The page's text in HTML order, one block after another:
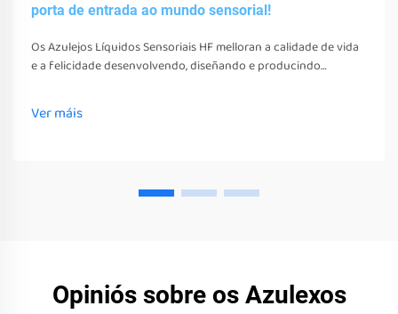
porta de entrada ao mundo sensorial!
Os Azulejos Líquidos Sensoriais HF melloran a calidade de vida
e a felicidade desenvolvendo, diseñando e producindo
xoguetes, ferramentas e equipos non só estimulan os seus
sentidos
Ver máis
Opiniós sobre os Azulexos